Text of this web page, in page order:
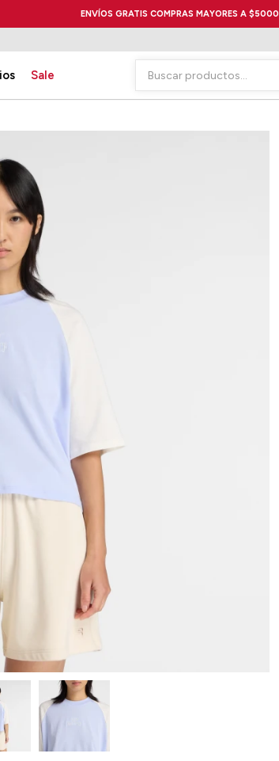
ENVÍOS GRATIS COMPRAS MAYORES A $5000
Sale